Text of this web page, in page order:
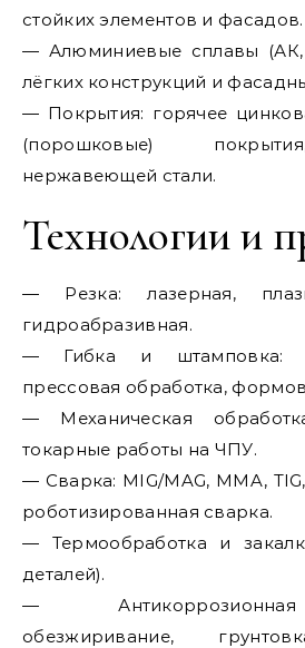
стойких элементов и фасадов.
— Алюминиевые сплавы
лёгких конструкций и
— Покрытия: горячее
(порошковые)
нержавеющей стали.
Технологии и
— Резка: лазерная,
гидроабразивная.
— Гибка и штамповка:
прессовая обработка,
— Механическая
токарные работы на ЧПУ.
— Сварка: MIG/MAG, MMA,
роботизированная сварка.
— Термообработка и
деталей).
—
обезжиривание,